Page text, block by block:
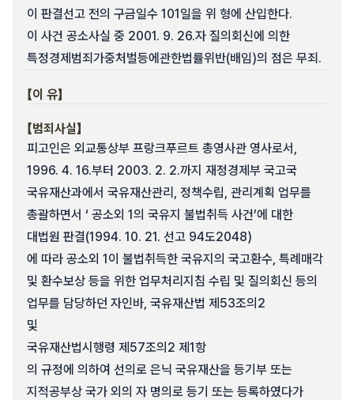
이 판결선고 전의 구금일수 101일을 위 형에 산입한다.
이 사건 공소사실 중 2001. 9. 26.자 질의회신에 의한
특정경제범죄가중처벌등에관한법률위반(배임)의 점은 무죄.
【이 유】
【범죄사실】
피고인은 외교통상부 프랑크푸르트 총영사관 영사로서,
1996. 4. 16.부터 2003. 2. 2.까지 재정경제부 국고국
국유재산과에서 국유재산관리, 정책수립, 관리계획 업무를
총괄하면서 ‘ 공소외 1의 국유지 불법취득 사건’에 대한
대법원 판결(1994. 10. 21. 선고 94도2048)
에 따라 공소외 1이 불법취득한 국유지의 국고환수, 특례매각
및 환수보상 등을 위한 업무처리지침 수립 및 질의회신 등의
업무를 담당하던 자인바, 국유재산법 제53조의2
및
국유재산법시행령 제57조의2 제1항
의 규정에 의하여 선의로 은닉 국유재산을 등기부 또는
지적공부상 국가 외의 자 명의로 등기 또는 등록하였다가